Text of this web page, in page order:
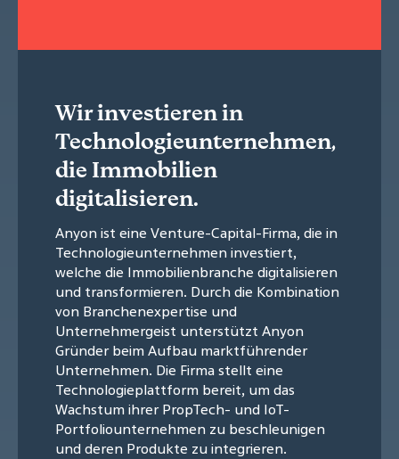
Wir investieren in
Technologieunternehmen,
die Immobilien
digitalisieren.
Anyon ist eine Venture-Capital-Firma, die in
Technologieunternehmen investiert,
welche die Immobilienbranche digitalisieren
und transformieren. Durch die Kombination
von Branchenexpertise und
Unternehmergeist unterstützt Anyon
Gründer beim Aufbau marktführender
Unternehmen. Die Firma stellt eine
Technologieplattform bereit, um das
Wachstum ihrer PropTech- und IoT-
Portfoliounternehmen zu beschleunigen
und deren Produkte zu integrieren.